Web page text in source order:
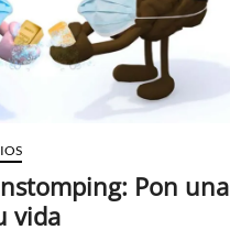
Pon una
vida